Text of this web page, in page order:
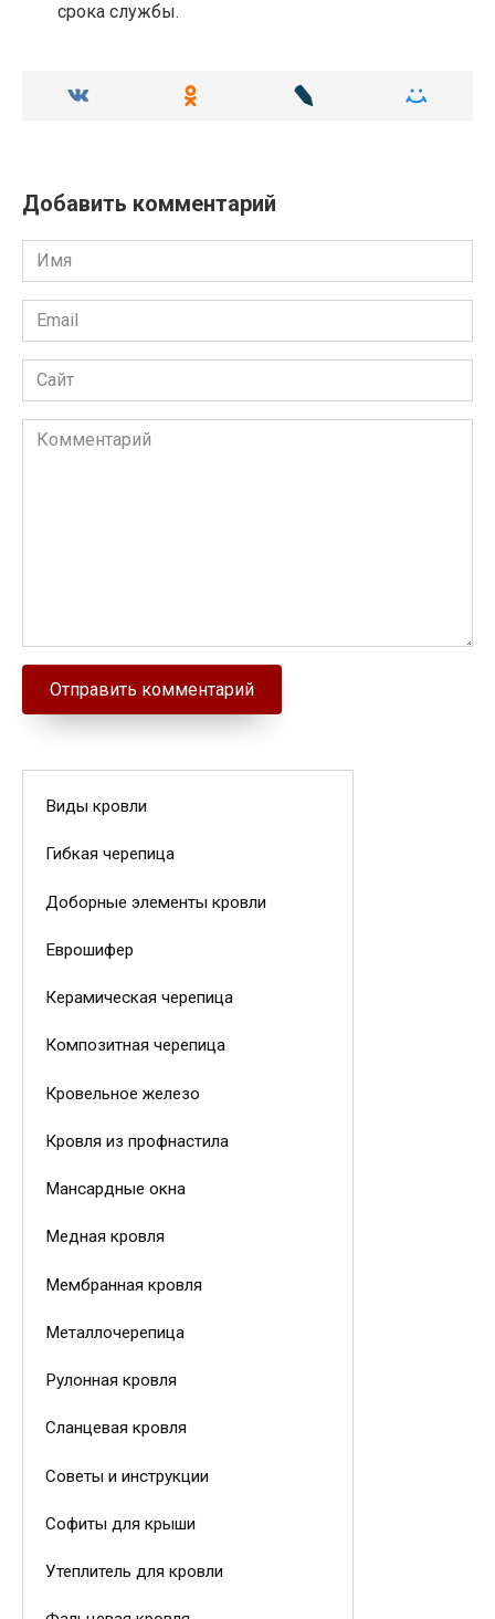
срока службы.
Добавить комментарий
Имя
Email
Сайт
Комментарий
Виды кровли
Гибкая черепица
Доборные элементы кровли
Еврошифер
Керамическая черепица
Композитная черепица
Кровельное железо
Кровля из профнастила
Мансардные окна
Медная кровля
Мембранная кровля
Металлочерепица
Рулонная кровля
Сланцевая кровля
Советы и инструкции
Софиты для крыши
Утеплитель для кровли